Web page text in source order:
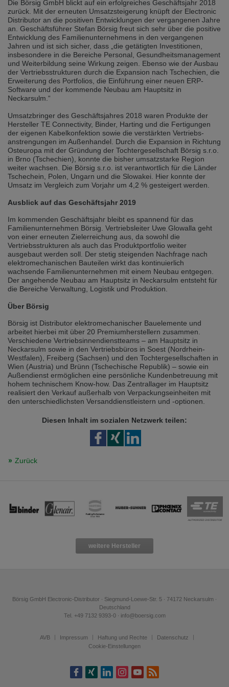
selected one. This website is also available in German. Would you like to
switch to the German version?
Switch to German version Stay on this version
Wir haben erkannt, dass ihr Browser eine andere Sprache als die derzeit
angezeigte bevorzugt. Diese Webseite ist auch auf Deutsch verfügbar.
Möchten Sie zur Deutschen Version wechseln?
Zur deutschen Version wechseln Auf dieser Version bleiben
selected one. This website is also available in Czech. Would you like to
switch to the Czech version?
Switch to Czech version Stay on this version
Zdá se, že Váš prohlížeč je v jiném jazyce, než jaký je momentálně používán.
Tato stránka je k dispozici i v češtině. Chcete přepnout na českou verzi?
Přepnout na českou verzi Zůstaňte v této verzi
stránka je také k dispozici v němčině. Přejete si přejít na německou verzi?
Přepněte na německou verzi Zůstaňte v této verzi
Wir haben erkannt, dass ihr Browser eine andere Sprache als die derzeit
angezeigte bevorzugt. Diese Webseite ist auch auf Deutsch verfügbar.
Möchten Sie zur Deutschen Version wechseln?
Zur deutschen Version wechseln Auf dieser Version bleiben
stránka je k dispozici také v angličtině. Přejete si přepnout na anglickou
verzi?
Přepněte na anglickou verzi Zůstaňte v této verzi
We have detected, that your browser prefers another language than the
selected one. This website is also available in English. Would you like to
switch to the English version?
Switch to English version Stay on this version
Die Börsig GmbH blickt auf ein erfolgreiches Geschäftsjahr 2018
zurück. Mit der erneuten Umsatzsteigerung knüpft der Electronic
Distributor an die positiven Entwicklungen der vergangenen Jahre
an. Geschäftsführer Stefan Börsig freut sich sehr über die positive
Entwicklung des Familienunternehmens in den vergangenen
Jahren und ist sich sicher, dass „die getätigten Investitionen,
insbesondere in die Bereiche Personal, Gesundheitsmanagement
und Weiterbildung seine Wirkung zeigen. Ebenso wie der Ausbau
der Vertriebsstrukturen durch die Expansion nach Tschechien, die
Erweiterung des Portfolios, die Einführung einer neuen ERP-
Software und der kommende Neubau am Hauptsitz in
Neckarsulm.“
Umsatzbringer des Geschäftsjahres 2018 waren Produkte der
Hersteller TE Connectivity, Binder, Harting und die Fertigungen
der eigenen Kabelkonfektion sowie die verstärkten Vertriebs-
anstrengungen im Außenhandel. Durch die Expansion in Richtung
Osteuropa mit der Gründung der Tochtergesellschaft Börsig s.r.o.
in Brno (Tschechien), konnte die bisher umsatzstarke Region
weiter wachsen. Die Börsig s.r.o. ist verantwortlich für die Länder
Tschechein, Polen, Ungarn und die Slowakei. Hier konnte der
Umsatz im Vergleich zum Vorjahr um 4,2 % gesteigert werden.
Ausblick auf das Geschäftsjahr 2019
Im kommenden Geschäftsjahr bleibt es spannend für das
Familienunternehmen Börsig. Vertriebsleiter Uwe Glowalla geht
von einer erneuten Zielerreichung aus, da sowohl die
Vertriebsstrukturen als auch das Produktportfolio weiter
ausgebaut werden soll. Der stetig steigenden Nachfrage nach
elektromechanischen Bauteilen wirkt das kontinuierlich
wachsende Familienunternehmen mit einem Neubau entgegen.
Der angehende Neubau am Hauptsitz in Neckarsulm entsteht für
die Bereiche Verwaltung, Logistik und Produktion.
Über Börsig
Börsig ist Distributor elektromechanischer Bauelemente und
arbeitet hierbei mit über 20 Premiumherstellern zusammen.
Verschiedene Vertriebsinnendienstteams – am Hauptsitz in
Neckarsulm sowie in den Vertriebsbüros in Soest (Nordrhein-
Westfalen), Freiberg (Sachsen) und den Tochtergesellschaften in
Wien (Austria) und Brünn (Tschechische Republik) – sowie ein
Außendienst ermöglichen eine persönliche Kundenbetreuung mit
hohem technischem Know-how. Das Zentrallager im Hauptsitz
realisiert den Verkauf außerhalb von Verpackungseinheiten mit
den unterschiedlichsten Versanddienstleistern und -optionen.
Diesen Inhalt im sozialen Netzwerk teilen:
Zurück
weitere Hersteller
Börsig GmbH Electronic-Distributor ∙ Siegmund-Loewe-Str. 5 ∙ 74172 Neckarsulm ∙
Deutschland
Tel. +49 7132 9393-0 ∙ info@boersig.com
AVB Impressum Haftung und Rechte
Datenschutz
Cookie-Einstellungen